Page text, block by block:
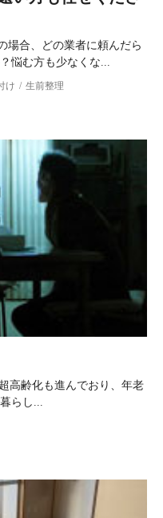
場合、どの業者に頼んだら
悩む方も少なくな...
け
生前整理
高齢化も進んでおり、年老
らし...